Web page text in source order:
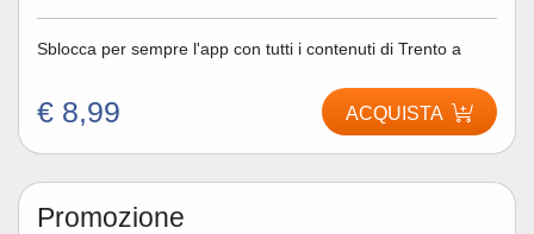
Sblocca per sempre l'app con tutti i contenuti di Trento a
€ 8,99 ACQUISTA
Promozione